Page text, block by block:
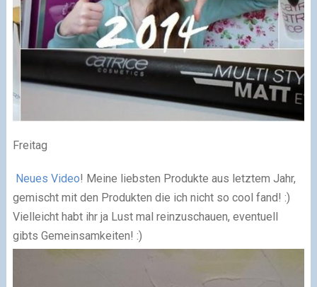
Freitag
Neues Video! Meine liebsten Produkte aus letztem Jahr,
gemischt mit den Produkten die ich nicht so cool fand! :)
Vielleicht habt ihr ja Lust mal reinzuschauen, eventuell
gibts Gemeinsamkeiten! :)